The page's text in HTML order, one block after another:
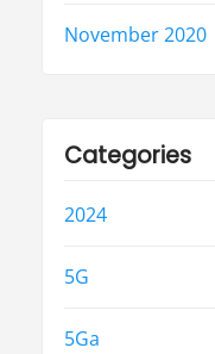
November 2020
Categories
2024
5G
5Ga